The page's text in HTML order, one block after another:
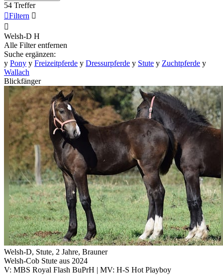
54 Treffer
Filtern 

Welsh-D H
Alle Filter entfernen
Suche ergänzen:
y Pony y Freizeitpferde y Dressurpferde y Stute y Zuchtpferde y
Wallach
Blickfänger
Welsh-D, Stute, 2 Jahre, Brauner
Welsh-Cob Stute aus 2024
V: MBS Royal Flash BuPrH | MV: H-S Hot Playboy